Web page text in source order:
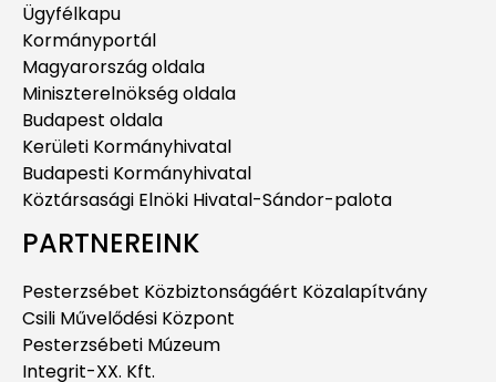
Ügyfélkapu
Kormányportál
Magyarország oldala
Miniszterelnökség oldala
Budapest oldala
Kerületi Kormányhivatal
Budapesti Kormányhivatal
Köztársasági Elnöki Hivatal-Sándor-palota
PARTNEREINK
Pesterzsébet Közbiztonságáért Közalapítvány
Csili Művelődési Központ
Pesterzsébeti Múzeum
Integrit-XX. Kft.